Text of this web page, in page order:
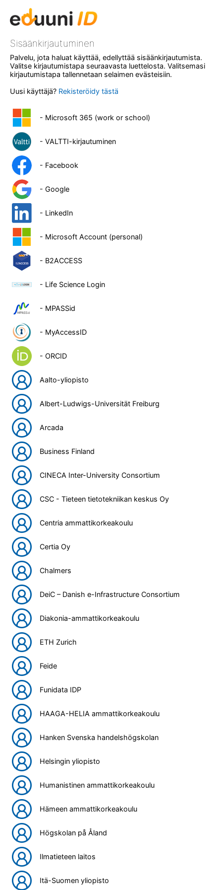
Sisäänkirjautuminen
Palvelu, jota haluat käyttää, edellyttää sisäänkirjautumista.
Valitse kirjautumistapa seuraavasta luettelosta. Valitsemasi
kirjautumistapa tallennetaan selaimen evästeisiin.
Uusi käyttäjä? Rekisteröidy tästä
- Microsoft 365 (work or school)
- VALTTI-kirjautuminen
- Facebook
- Google
- LinkedIn
- Microsoft Account (personal)
- B2ACCESS
- Life Science Login
- MPASSid
- MyAccessID
- ORCID
Aalto-yliopisto
Albert-Ludwigs-Universität Freiburg
Arcada
Business Finland
CINECA Inter-University Consortium
CSC - Tieteen tietotekniikan keskus Oy
Centria ammattikorkeakoulu
Certia Oy
Chalmers
DeiC – Danish e-Infrastructure Consortium
Diakonia-ammattikorkeakoulu
ETH Zurich
Feide
Funidata IDP
HAAGA-HELIA ammattikorkeakoulu
Hanken Svenska handelshögskolan
Helsingin yliopisto
Humanistinen ammattikorkeakoulu
Hämeen ammattikorkeakoulu
Högskolan på Åland
Ilmatieteen laitos
Itä-Suomen yliopisto